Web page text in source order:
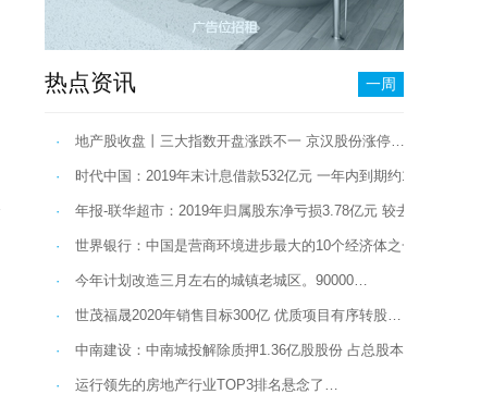
热点资讯 一周
· 地产股收盘丨三大指数开盘涨跌不一 京汉股份涨停…
· 时代中国：2019年末计息借款532亿元 一年内到期约186亿元…
· 年报-联华超市：2019年归属股东净亏损3.78亿元 较去年扩大…
· 世界银行：中国是营商环境进步最大的10个经济体之一…
· 今年计划改造三月左右的城镇老城区。90000…
· 世茂福晟2020年销售目标300亿 优质项目有序转股…
· 中南建设：中南城投解除质押1.36亿股股份 占总股本3.62%…
· 运行领先的房地产行业TOP3排名悬念了…